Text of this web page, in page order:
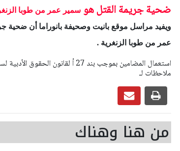
ضحية جريمة القتل هو سمير عمر من طوبا
ويفيد مراسل موقع بانيت وصحيفة بانوراما أن ضحية
عمر من طوبا الزنغرية .
ملاحظات لـ
من هنا وهناك